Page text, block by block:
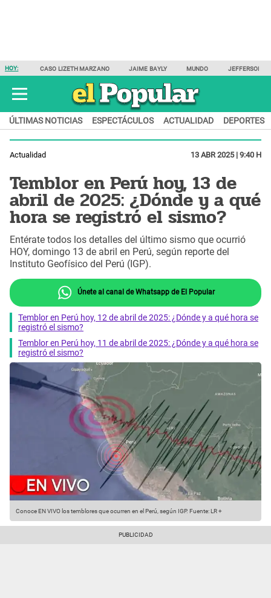
HOY: CASO LIZETH MARZANO JAIME BAYLY MUNDO JEFFERSON
ÚLTIMAS NOTICIAS ESPECTÁCULOS ACTUALIDAD DEPORTES
Actualidad 13 ABR 2025 | 9:40 H
Temblor en Perú hoy, 13 de
abril de 2025: ¿Dónde y a qué
hora se registró el sismo?
Entérate todos los detalles del último sismo que ocurrió
HOY, domingo 13 de abril en Perú, según reporte del
Instituto Geofísico del Perú (IGP).
Únete al canal de Whatsapp de El Popular
Temblor en Perú hoy, 12 de abril de 2025: ¿Dónde y a qué hora se
registró el sismo?
Temblor en Perú hoy, 11 de abril de 2025: ¿Dónde y a qué hora se
registró el sismo?
Conoce EN VIVO los temblores que ocurren en el Perú, según IGP. Fuente: LR +